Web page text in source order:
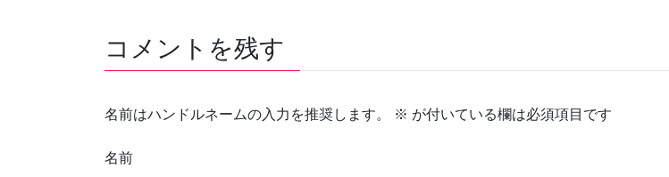
コメントを残す
名前はハンドルネームの入力を推奨します。 ※ が付いている欄は必須項目です
名前